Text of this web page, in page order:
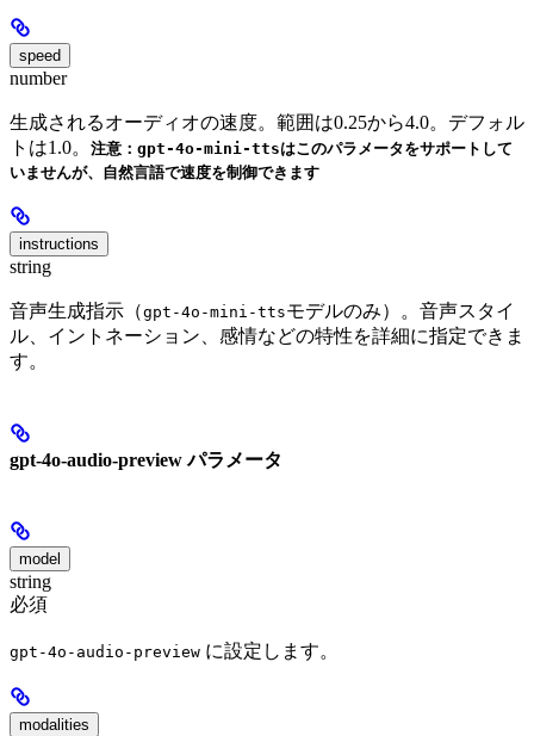
speed
number
生成されるオーディオの速度。範囲は0.25から4.0。デフォル
トは1.0。 注意：gpt-4o-mini-ttsはこのパラメータをサポートして
いませんが、自然言語で速度を制御できます
instructions
string
音声生成指示（gpt-4o-mini-ttsモデルのみ）。音声スタイ
ル、イントネーション、感情などの特性を詳細に指定できま
す。
gpt-4o-audio-preview パラメータ
model
string
必須
gpt-4o-audio-preview に設定します。
modalities